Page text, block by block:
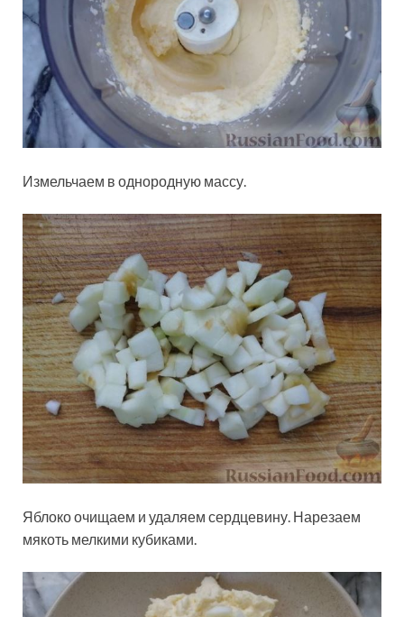
Измельчаем в однородную массу.
Яблоко очищаем и удаляем сердцевину. Нарезаем
мякоть мелкими кубиками.